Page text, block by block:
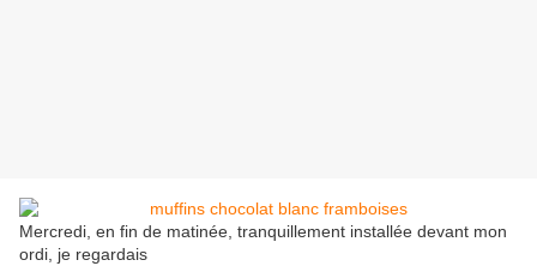
Mercredi, en fin de matinée, tranquillement installée devant mon
ordi, je regardais